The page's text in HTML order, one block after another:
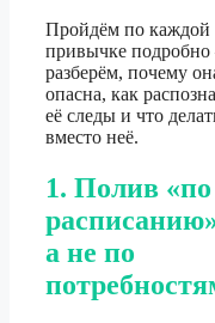
Пройдём по каждой
привычке
разберём, почему
опасна, как
её следы и что
вместо неё.
1. Полив «по
а не по